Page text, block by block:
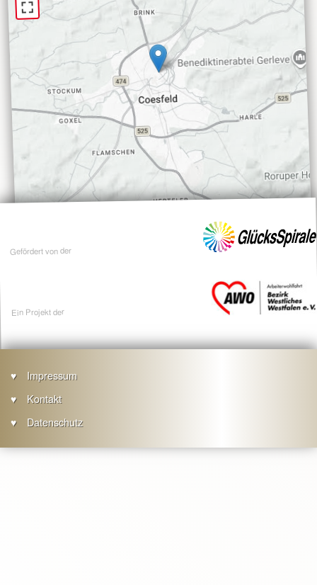
Gefördert von der
Ein Projekt der
Footer
Impressum
Kontakt
Datenschutz